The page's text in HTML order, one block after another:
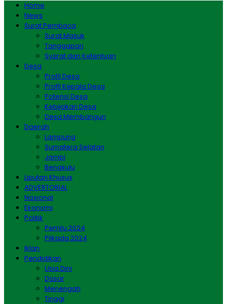
Home
News
Surat Pembaca
Surat Masuk
Tanggapan
Syarat dan Ketentuan
Desa
Profil Desa
Profil Kepala Desa
Potensi Desa
Kebijakan Desa
Desa Membangun
Daerah
Lampung
Sumatera Selatan
Jambi
Bengkulu
Liputan Khusus
ADVERTORIAL
Nasional
Ekonomi
Politik
Pemilu 2024
Pilkada 2024
Iklan
Pendidikan
Usia Dini
Dasar
Menengah
Tinggi